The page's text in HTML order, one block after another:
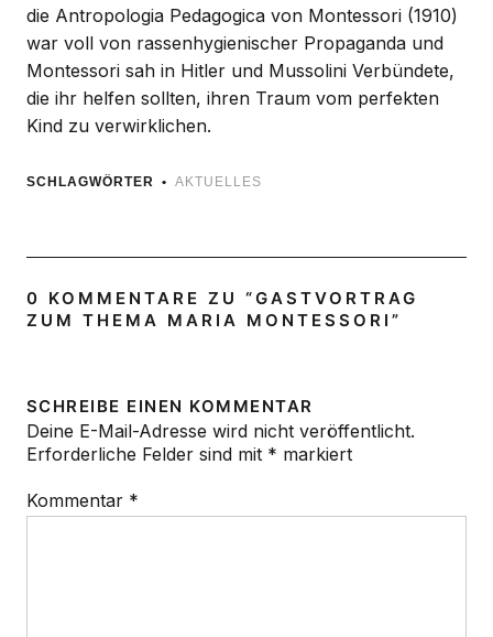
die Antropologia Pedagogica von Montessori (1910)
war voll von rassenhygienischer Propaganda und
Montessori sah in Hitler und Mussolini Verbündete,
die ihr helfen sollten, ihren Traum vom perfekten
Kind zu verwirklichen.
SCHLAGWÖRTER AKTUELLES
0 KOMMENTARE ZU “GASTVORTRAG
ZUM THEMA MARIA MONTESSORI ”
SCHREIBE EINEN KOMMENTAR
Deine E-Mail-Adresse wird nicht veröffentlicht.
Erforderliche Felder sind mit * markiert
Kommentar *